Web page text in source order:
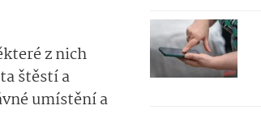
z nich
štěstí a
umístění a